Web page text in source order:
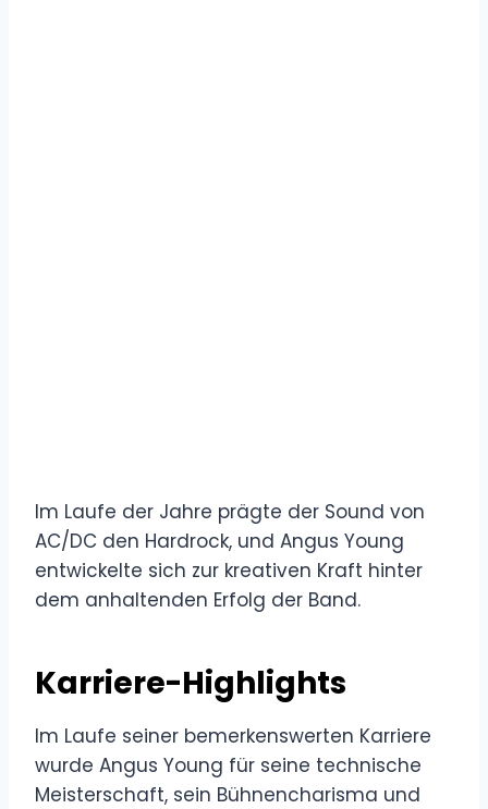
Im Laufe der Jahre prägte der Sound von
AC/DC den Hardrock, und Angus Young
entwickelte sich zur kreativen Kraft hinter
dem anhaltenden Erfolg der Band.
Karriere-Highlights
Im Laufe seiner bemerkenswerten Karriere
wurde Angus Young für seine technische
Meisterschaft, sein Bühnencharisma und